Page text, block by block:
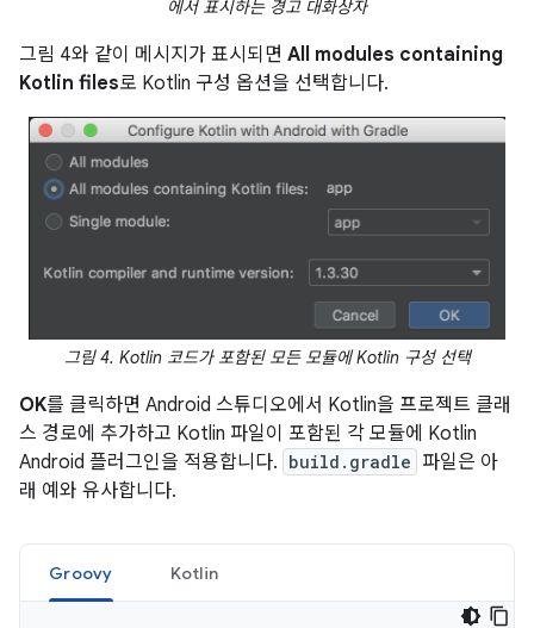
에서 표시하는 경고 대화상자
그림 4와 같이 메시지가 표시되면 All modules containing
Kotlin files로 Kotlin 구성 옵션을 선택합니다.
그림 4. Kotlin 코드가 포함된 모든 모듈에 Kotlin 구성 선택
OK를 클릭하면 Android 스튜디오에서 Kotlin을 프로젝트 클래
스 경로에 추가하고 Kotlin 파일이 포함된 각 모듈에 Kotlin
Android 플러그인을 적용합니다. build.gradle 파일은 아
래 예와 유사합니다.
Groovy Kotlin